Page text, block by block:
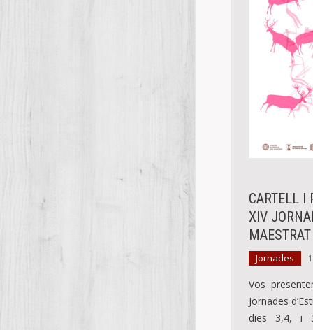
CARTELL I
XIV
MAESTRAT
Jornades
Vos
Jornades
dies 3,4, i